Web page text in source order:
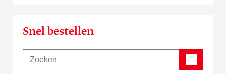
Verkooppunten
Snel bestellen